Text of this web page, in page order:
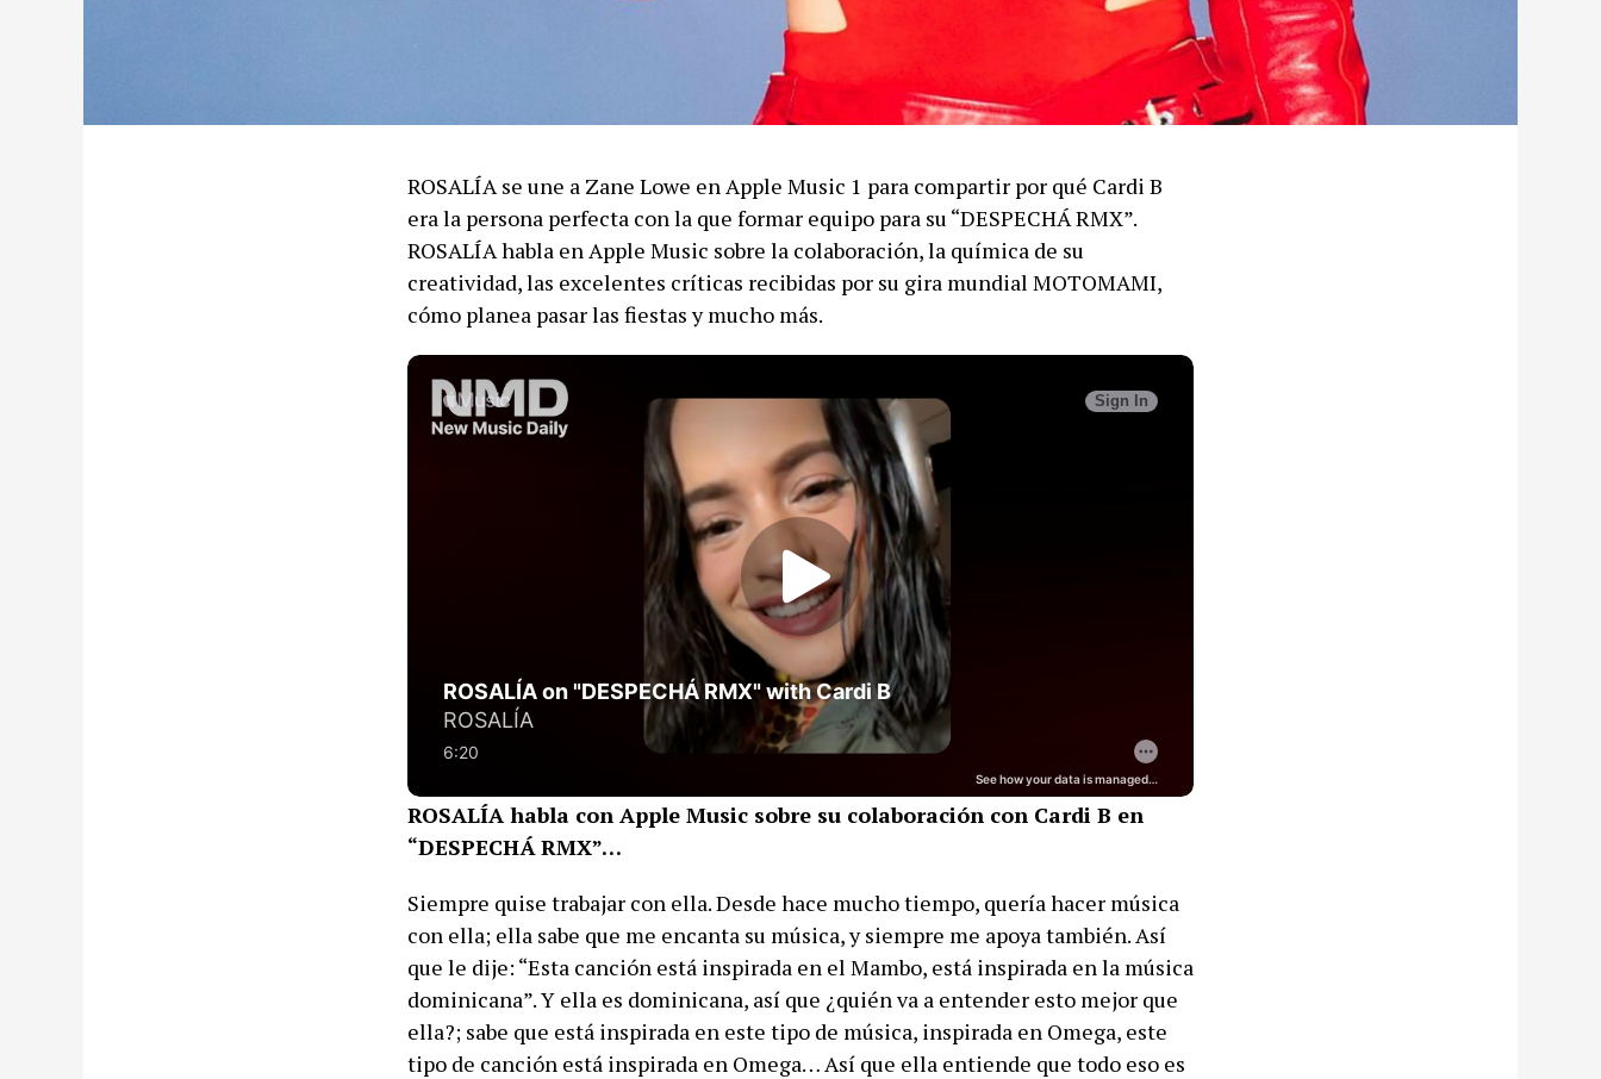
ROSALÍA se une a Zane Lowe en Apple Music 1 para compartir por qué Cardi B
era la persona perfecta con la que formar equipo para su “DESPECHÁ RMX”.
ROSALÍA habla en Apple Music sobre la colaboración, la química de su
creatividad, las excelentes críticas recibidas por su gira mundial MOTOMAMI,
cómo planea pasar las fiestas y mucho más.
ROSALÍA habla con Apple Music sobre su colaboración con Cardi B en
“DESPECHÁ RMX”…
Siempre quise trabajar con ella. Desde hace mucho tiempo, quería hacer música
con ella; ella sabe que me encanta su música, y siempre me apoya también. Así
que le dije: “Esta canción está inspirada en el Mambo, está inspirada en la música
dominicana”. Y ella es dominicana, así que ¿quién va a entender esto mejor que
ella?; sabe que está inspirada en este tipo de música, inspirada en Omega, este
tipo de canción está inspirada en Omega… Así que ella entiende que todo eso es